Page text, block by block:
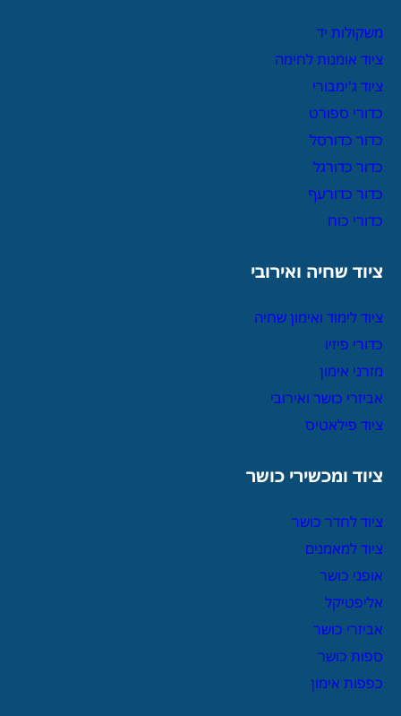
משקולות יד
ציוד אומנות לחימה
ציוד ג'ימבורי
כדורי ספורט
כדור כדורסל
כדור כדורגל
כדור כדורעף
כדורי כוח
ציוד שחיה ואירובי
ציוד לימוד ואימון שחיה
כדורי פיזיו
מזרני אימון
אביזרי כושר ואירובי
ציוד פילאטיס
ציוד ומכשירי כושר
ציוד לחדר כושר
ציוד למאמנים
אופני כושר
אליפטיקל
אביזרי כושר
ספות כושר
כפפות אימון